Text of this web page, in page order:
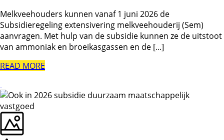
Melkveehouders kunnen vanaf 1 juni 2026 de
Subsidieregeling extensivering melkveehouderij (Sem)
aanvragen. Met hulp van de subsidie kunnen ze de uitstoot
van ammoniak en broeikasgassen en de [...]
READ MORE